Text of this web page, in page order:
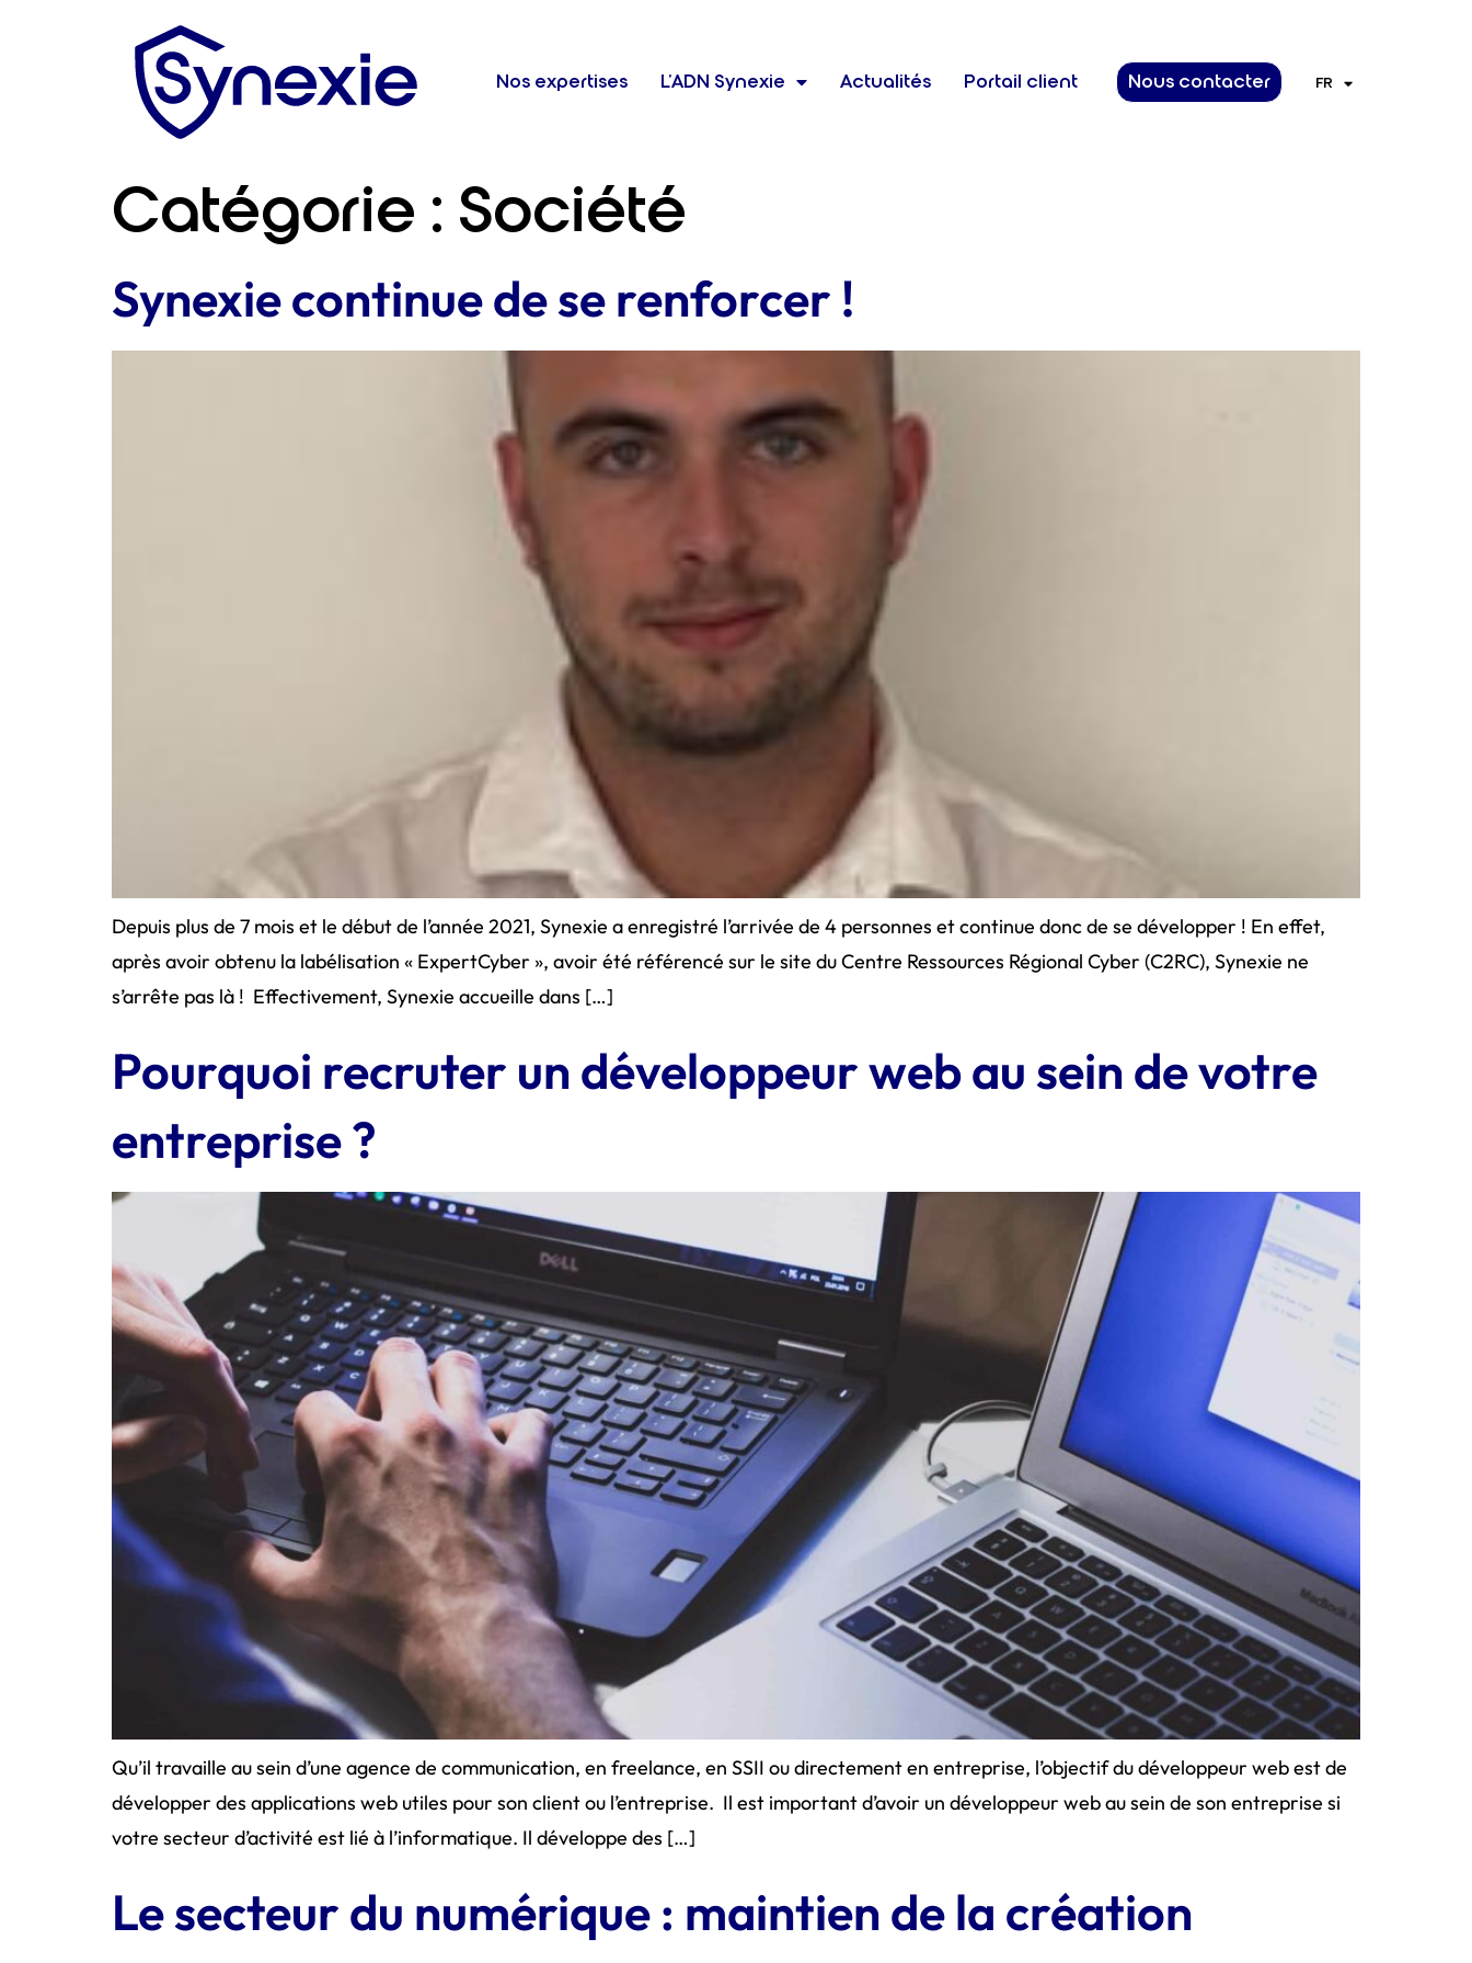
Nos expertises L’ADN Synexie Actualités Portail client Nous contacter FR
EN
Catégorie : Société
Synexie continue de se renforcer !
Depuis plus de 7 mois et le début de l’année 2021, Synexie a enregistré l’arrivée de 4 personnes et continue donc de se développer ! En effet,
après avoir obtenu la labélisation « ExpertCyber », avoir été référencé sur le site du Centre Ressources Régional Cyber (C2RC), Synexie ne
s’arrête pas là ! Effectivement, Synexie accueille dans […]
Pourquoi recruter un développeur web au sein de votre
entreprise ?
Qu’il travaille au sein d’une agence de communication, en freelance, en SSII ou directement en entreprise, l’objectif du développeur web est de
développer des applications web utiles pour son client ou l’entreprise. Il est important d’avoir un développeur web au sein de son entreprise si
votre secteur d’activité est lié à l’informatique. Il développe des […]
Le secteur du numérique : maintien de la création